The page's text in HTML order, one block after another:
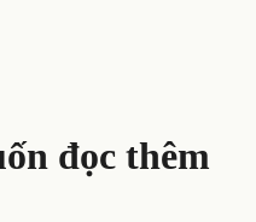
đọc thêm